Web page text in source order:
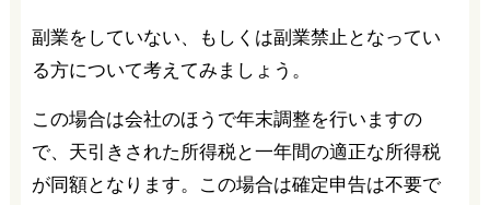
副業をしていない、もしくは副業禁止となってい
る方について考えてみましょう。
この場合は会社のほうで年末調整を行いますの
で、天引きされた所得税と一年間の適正な所得税
が同額となります。この場合は確定申告は不要で